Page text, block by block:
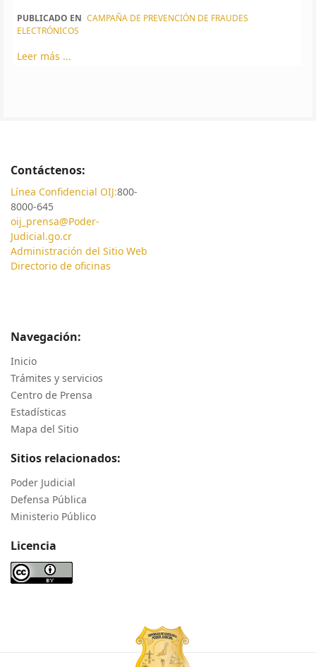
PUBLICADO EN CAMPAÑA DE PREVENCIÓN DE FRAUDES
ELECTRÓNICOS
Leer más ...
Contáctenos:
Línea Confidencial OIJ:800-
8000-645
oij_prensa@Poder-
Judicial.go.cr
Administración del Sitio Web
Directorio de oficinas
Navegación:
Inicio
Trámites y servicios
Centro de Prensa
Estadísticas
Mapa del Sitio
Sitios relacionados:
Poder Judicial
Defensa Pública
Ministerio Público
Licencia